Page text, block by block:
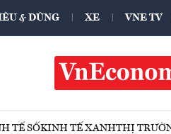
& DÙNG XE VNE TV
TẾ SỐKINH TẾ XANHTHỊ